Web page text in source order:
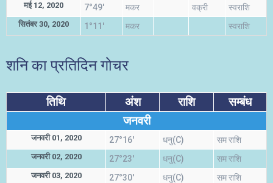
मई 12, 2020 7°49' मकर वक्री स्वराशि
सितंबर 30, 2020 1°11' मकर स्वराशि
शनि का प्रतिदिन गोचर
तिथि अंश राशि
सम्बंध
जनवरी
जनवरी 01, 2020 27°16' धनु(C) सम राशि
जनवरी 02, 2020 27°23' धनु(C) सम राशि
जनवरी 03, 2020 27°30' धनु(C) सम राशि